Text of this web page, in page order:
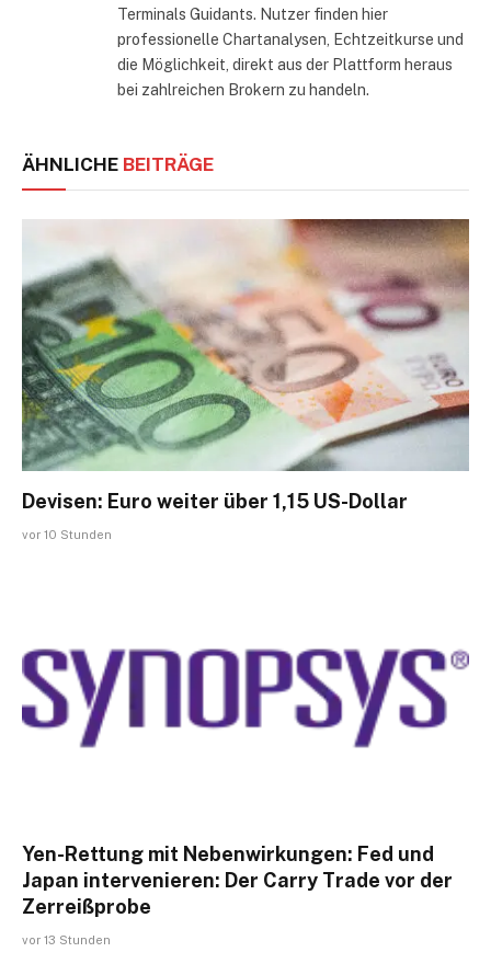
Terminals Guidants. Nutzer finden hier
professionelle Chartanalysen, Echtzeitkurse und
die Möglichkeit, direkt aus der Plattform heraus
bei zahlreichen Brokern zu handeln.
ÄHNLICHE BEITRÄGE
Devisen: Euro weiter über 1,15 US-Dollar
vor 10 Stunden
Yen-Rettung mit Nebenwirkungen: Fed und
Japan intervenieren: Der Carry Trade vor der
Zerreißprobe
vor 13 Stunden